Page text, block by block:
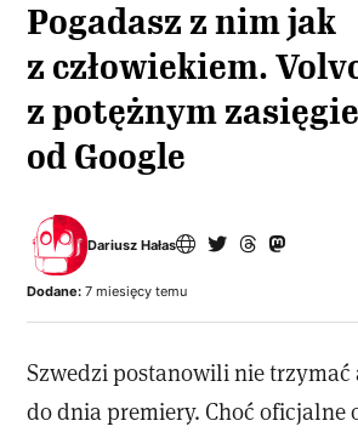
Pogadasz z nim jak
z człowiekiem.
z potężnym
od Google
Dariusz Hałas
Dodane: 7 miesięcy temu
Szwedzi postanowili nie trzymać
do dnia premiery. Choć oficjalne